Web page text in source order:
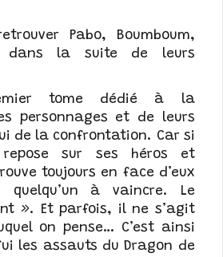
Pabo, Boumboum,
dans la suite de leurs
tome dédié à la
personnages et de leurs
de la confrontation. Car si
sur ses héros et
toujours en face d’eux
quelqu’un à vaincre. Le
». Et parfois, il ne s’agit
on pense… C’est ainsi
les assauts du Dragon de